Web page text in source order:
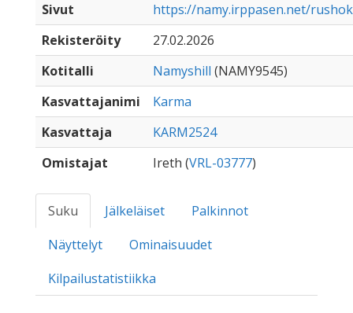
Sivut
https://namy.irppasen.net/
Rekisteröity
27.02.2026
Kotitalli
Namyshill (NAMY9545)
Kasvattajanimi
Karma
Kasvattaja
KARM2524
Omistajat
Ireth (VRL-03777)
Suku Jälkeläiset
Palkinnot
Näyttelyt
Ominaisuudet
Kilpailustatistiikka